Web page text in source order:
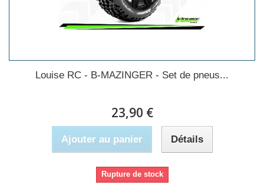
Louise RC - B-MAZINGER - Set de pneus...
23,90 €
Ajouter au panier Détails
Rupture de stock